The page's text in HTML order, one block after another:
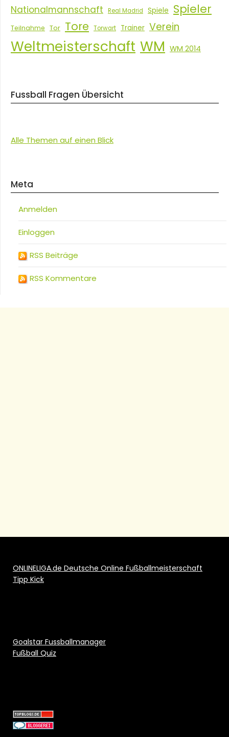
Nationalmannschaft Real Madrid Spiele Spieler
Teilnahme Tor Tore Torwart Trainer Verein
Weltmeisterschaft WM WM 2014
Fussball Fragen Übersicht
Alle Themen auf einen Blick
Meta
Anmelden
Einloggen
RSS Beiträge
RSS Kommentare
ONLINELIGA.de Deutsche Online Fußballmeisterschaft
Tipp Kick
Goalstar Fussballmanager
Fußball Quiz